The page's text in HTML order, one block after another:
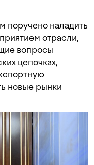
поручено наладить
отрасли,
вопросы
цепочках,
новые рынки